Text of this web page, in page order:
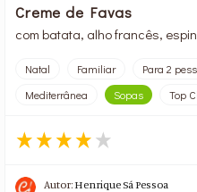
Creme de Favas
com batata, alho francês,
Natal Familiar Para 2
Mediterrânea
Sopas Top
Autor: Henrique Sá Pessoa